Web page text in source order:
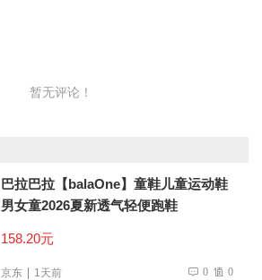
暂无评论！
巴拉巴拉【balaOne】童鞋儿童运动鞋
男女童2026夏新透气轻便跑鞋
158.20元
京东 1天前 0 0